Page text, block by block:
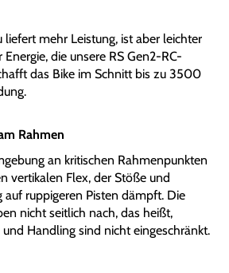
mehr Leistung, ist aber leichter
die unsere RS Gen2-RC-
das Bike im Schnitt bis zu 3500
Rahmen
an kritischen Rahmenpunkten
vertikalen Flex, der Stöße und
auf ruppigeren Pisten dämpft. Die
nicht seitlich nach, das heißt,
Handling sind nicht eingeschränkt.